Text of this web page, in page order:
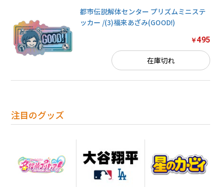
注目のグッズ
都市伝説解体センター プリズムミニステ
ッカー /(3)福来あざみ(GOOD!)
￥495
在庫切れ
お買い物を続ける